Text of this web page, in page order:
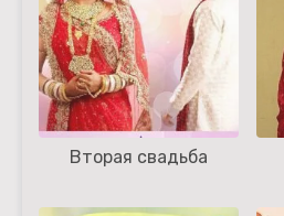
Вторая свадьба